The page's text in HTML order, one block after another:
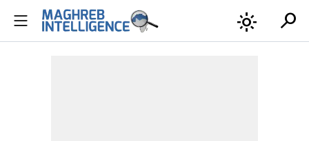
light_mode search